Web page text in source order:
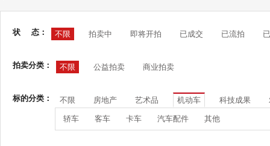
状 态： 不限 拍卖中 即将开拍 已成交 已流拍
拍卖分类： 不限 公益拍卖 商业拍卖
标的分类： 不限 房地产 艺术品 机动车 科技成果
轿车 客车 卡车 汽车配件 其他